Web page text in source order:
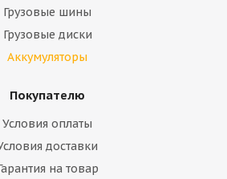
Грузовые шины
Грузовые диски
Аккумуляторы
Покупателю
Условия оплаты
доставки
на товар